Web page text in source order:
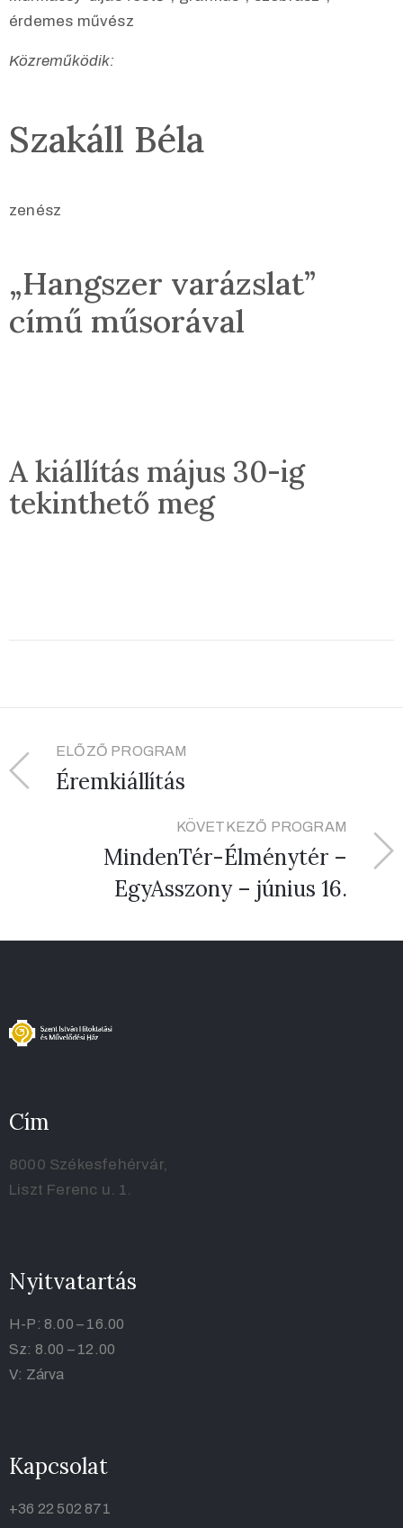
érdemes művész
Közreműködik:
Szakáll Béla
zenész
„Hangszer varázslat”
című műsorával
A kiállítás május 30-ig
tekinthető meg
ELŐZŐ PROGRAM
Éremkiállítás
KÖVETKEZŐ PROGRAM
MindenTér-Élménytér –
EgyAsszony – június 16.
Cím
8000 Székesfehérvár,
Liszt Ferenc u. 1.
Nyitvatartás
H-P: 8.00 – 16.00
Sz: 8.00 – 12.00
V: Zárva
Kapcsolat
+36 22 502 871